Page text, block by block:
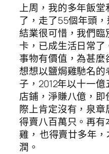
上周，我的多年飯
了，走了55個年頭
結業很可惜，我們
卡，已成生活日常
事物有價值，為甚
想想以鹽焗雞馳名
子，2012年以十一
店鋪，淨賺八億，
際上肯定沒有，泉
得賣八百萬只。再
雞， 也得賣廿多年
潤。